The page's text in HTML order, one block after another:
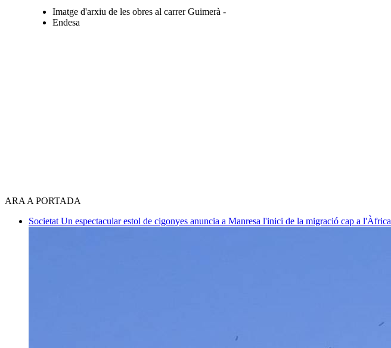
Imatge d'arxiu de les obres al carrer Guimerà -
Endesa
ARA A PORTADA
Societat Un espectacular estol de cigonyes anuncia a Manresa l'inici de la migració cap a l'Àfrica